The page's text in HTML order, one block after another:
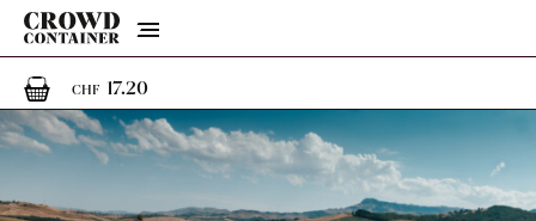
Menu
CHF 17.201 Artikel im Warenkorb